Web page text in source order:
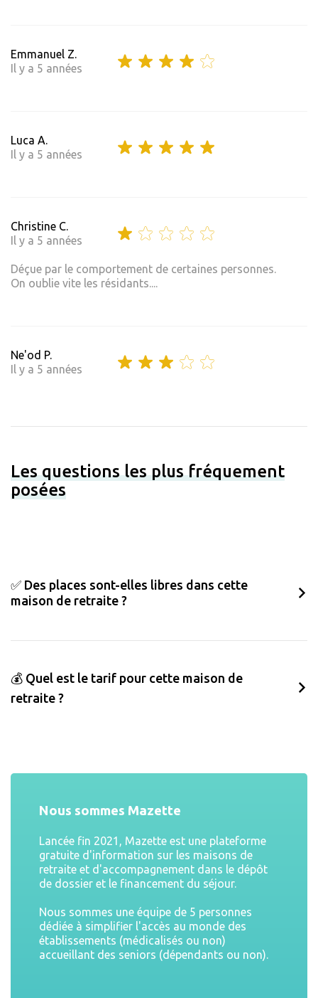
Emmanuel Z.
Il y a 5 années
Luca A.
Il y a 5 années
Christine C.
Il y a 5 années
Déçue par le comportement de certaines personnes.
On oublie vite les résidants....
Ne'od P.
Il y a 5 années
Les questions les plus fréquement
posées
✅ Des places sont-elles libres dans cette
maison de retraite ?
💰 Quel est le tarif pour cette maison de
retraite ?
Nous sommes Mazette
Lancée fin 2021, Mazette est une plateforme
gratuite d'information sur les maisons de
retraite et d'accompagnement dans le dépôt
de dossier et le financement du séjour.
Nous sommes une équipe de 5 personnes
dédiée à simplifier l'accès au monde des
établissements (médicalisés ou non)
accueillant des seniors (dépendants ou non).